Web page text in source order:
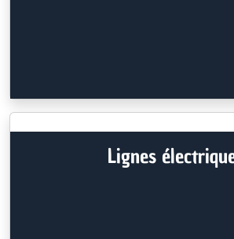
Lignes